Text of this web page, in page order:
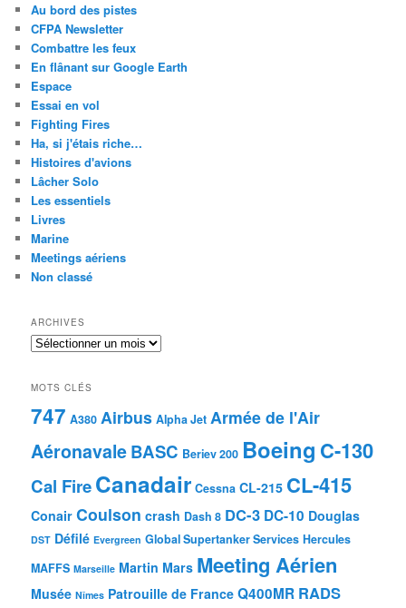
Au bord des pistes
CFPA Newsletter
Combattre les feux
En flânant sur Google Earth
Espace
Essai en vol
Fighting Fires
Ha, si j'étais riche…
Histoires d'avions
Lâcher Solo
Les essentiels
Livres
Marine
Meetings aériens
Non classé
ARCHIVES
Archives
MOTS CLÉS
747 A380 Airbus Alpha Jet Armée de l'Air
AéronavaleBASC Beriev 200 Boeing C-130
Cal FireCanadair Cessna CL-215 CL-415
Conair Coulson crash Dash 8 DC-3 DC-10 Douglas
DST Défilé Evergreen Global Supertanker Services Hercules
MAFFS Marseille Martin Mars Meeting Aérien
Musée Nîmes Patrouille de France Q400MR RADS